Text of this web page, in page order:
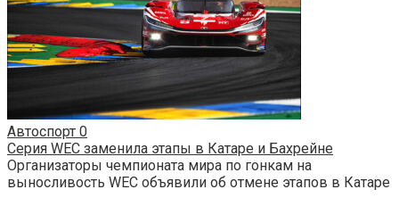
Автоспорт 0
Серия WEC заменила этапы в Катаре и Бахрейне
Организаторы чемпионата мира по гонкам на
выносливость WEC объявили об отмене этапов в Катаре